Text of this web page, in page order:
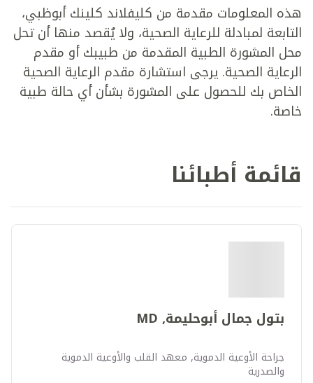
هذه المعلومات مقدمة من كليفلاند كلينك أبوظبي،
التابعة لمبادلة للرعاية الصحية، ولا يُقصد منها أن تحل
محل المشورة الطبية المقدمة من طبيبك أو مقدم
الرعاية الصحية. يرجى استشارة مقدم الرعاية الصحية
الخاص بك للحصول على المشورة بشأن أي حالة طبية
خاصة.
قائمة أطبائنا
بتول جمال أبوحليمة, MD
جراحة الأوعية الدموية, معهد القلب والأوعية الدموية
والصدرية